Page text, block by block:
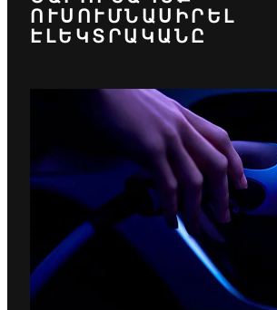
ՈՒՍՈՒՄՆԱՍԻՐԵԼ
ԷԼԵԿՏՐԱԿԱՆԸ